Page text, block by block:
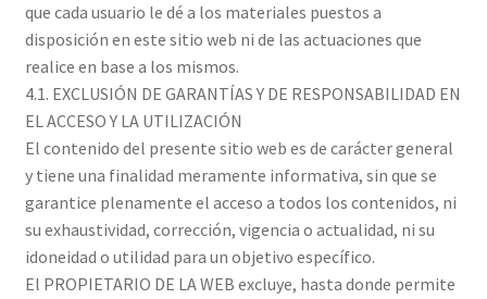
que cada usuario le dé a los materiales puestos a
disposición en este sitio web ni de las actuaciones que
realice en base a los mismos.
4.1. EXCLUSIÓN DE GARANTÍAS Y DE RESPONSABILIDAD EN
EL ACCESO Y LA UTILIZACIÓN
El contenido del presente sitio web es de carácter general
y tiene una finalidad meramente informativa, sin que se
garantice plenamente el acceso a todos los contenidos, ni
su exhaustividad, corrección, vigencia o actualidad, ni su
idoneidad o utilidad para un objetivo específico.
El PROPIETARIO DE LA WEB excluye, hasta donde permite